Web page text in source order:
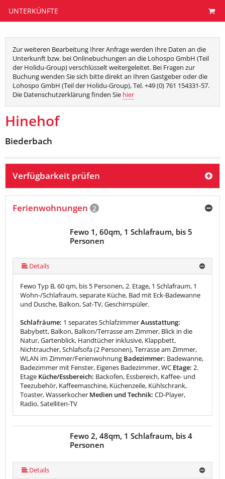
UNTERKÜNFTE
Zur weiteren Bearbeitung Ihrer Anfrage werden Ihre Daten an die
Unterkunft bzw. bei Onlinebuchungen an die Lohospo GmbH (Teil
der Holidu-Group) verschlüsselt weitergeleitet. Bei Fragen zur
Buchung wenden Sie sich bitte direkt an Ihren Gastgeber oder die
Lohospo GmbH (Teil der Holidu-Group), Tel. +49 (0) 761 154331-57.
Die Datenschutzerklärung finden Sie hier
Hinehof
Biederbach
Verfügbarkeit prüfen
Ferienwohnungen 2
Fewo 1, 60qm, 1 Schlafraum, bis 5
Personen
Details
Fewo Typ B, 60 qm, bis 5 Personen, 2. Etage, 1 Schlafraum, 1
Wohn-/Schlafraum, separate Küche, Bad mit Eck-Badewanne
und Dusche, Balkon, Sat-TV, Geschirrspüler.
Schlafräume: 1 separates SchlafzimmerAusstattung:
Babybett, Balkon, Balkon/Terrasse am Zimmer, Blick in die
Natur, Gartenblick, Handtücher inklusive, Klappbett,
Nichtraucher, Schlafsofa (2 Personen), Terrasse am Zimmer,
WLAN im Zimmer/Ferienwohnung Badezimmer: Badewanne,
Badezimmer mit Fenster, Eigenes Badezimmer, WC Etage: 2.
Etage Küche/Essbereich: Backofen, Essbereich, Kaffee- und
Teezubehör, Kaffeemaschine, Küchenzeile, Kühlschrank,
Toaster, Wasserkocher Medien und Technik: CD-Player,
Radio, Satelliten-TV
Fewo 2, 48qm, 1 Schlafraum, bis 4
Personen
Details